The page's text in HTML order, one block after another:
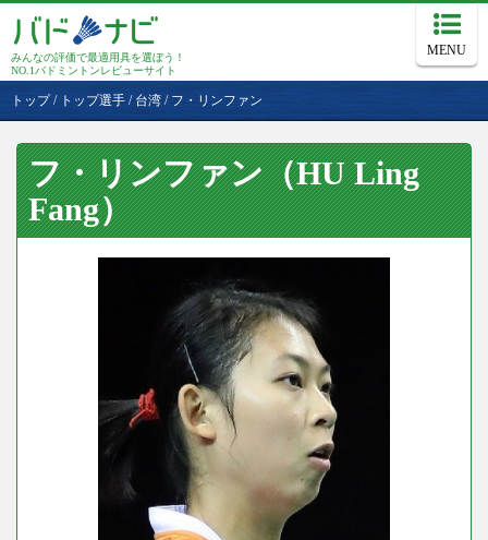
みんなの評価で最適用具を選ぼう！
NO.1バドミントンレビューサイト
MENU
トップ/ トップ選手 / 台湾 / フ・リンファン
フ・リンファン（HU Ling
Fang）